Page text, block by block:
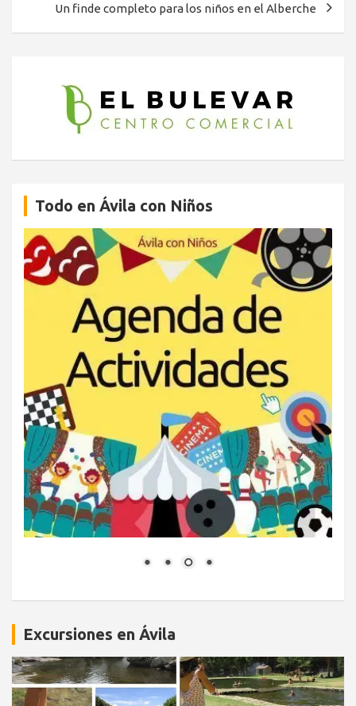
Un finde completo para los niños en el Alberche
Todo en Ávila con Niños
Excursiones en Ávila